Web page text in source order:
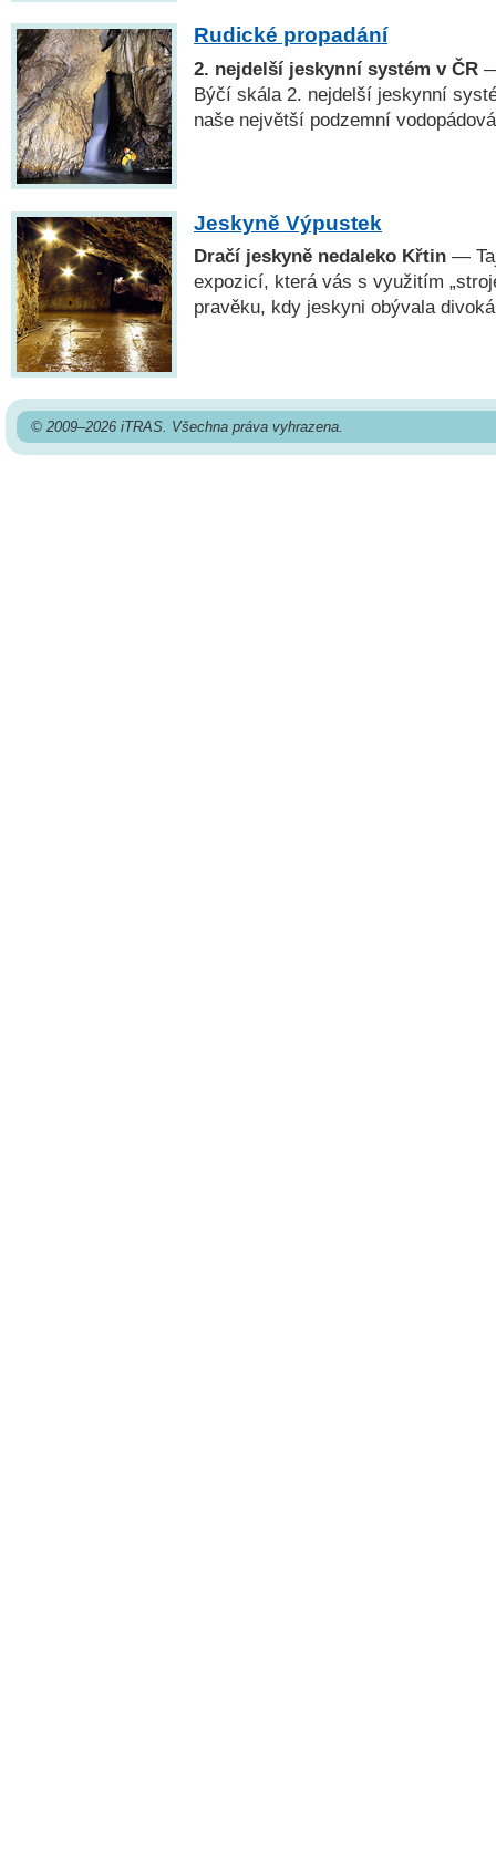
Rudické propadání
2. nejdelší jeskynní systém v ČR
Býčí skála 2. nejdelší jeskynní
naše největší podzemní
Jeskyně Výpustek
Dračí jeskyně nedaleko Křtin —
expozicí, která vás s využitím
pravěku, kdy jeskyni obývala
© 2009–2026 iTRAS. Všechna práva vyhrazena.